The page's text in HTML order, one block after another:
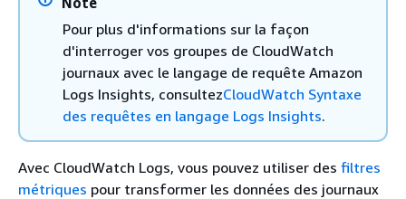
Pour plus d'informations sur la façon
d'interroger vos groupes de CloudWatch
journaux avec le langage de requête Amazon
Logs Insights, consultezCloudWatch Syntaxe
des requêtes en langage Logs Insights.
Avec CloudWatch Logs, vous pouvez utiliser des filtres
métriques pour transformer les données des journaux